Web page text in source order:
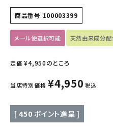
キッチン用品
ブランド
定期購入
商品番号 100003399
メール便選択可能 天然由来成分配
定価 ¥4,950のところ
当店特別価格 ¥4,950 税込
[ 450 ポイント進呈 ]